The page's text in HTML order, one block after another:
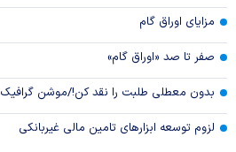
مزایای اوراق گام
صفر تا صد «اوراق گام»
بدون معطلی طلبت را نقد کن!/موشن گرافیک
لزوم توسعه ابزارهای تامین مالی غیربانکی